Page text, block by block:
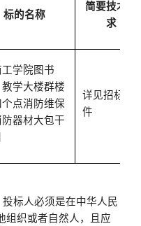
标的名称
简要技术要
求
学院图书
学大楼群楼
点消防维保
防器材大包干
详见招标文
件
标人必须是在中华人民
组织或者自然人，且应